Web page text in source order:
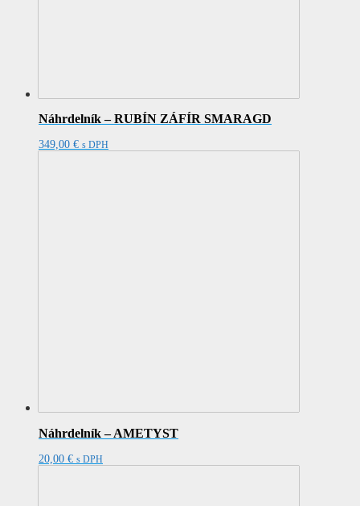
Náhrdelník – RUBÍN ZÁFÍR SMARAGD
349,00 € s DPH
Náhrdelník – AMETYST
20,00 € s DPH